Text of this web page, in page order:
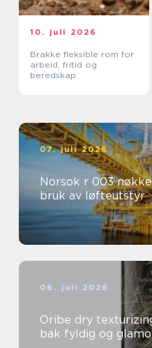
10. juli 2026
Brakke fleksible rom for
arbeid, fritid og
beredskap
07. juli 2026
Norsok r 003 nøkkelstandarden for trygg
bruk av løfteutstyr
06. juli 2026
Oribe dry texturizing
bak fyldig og